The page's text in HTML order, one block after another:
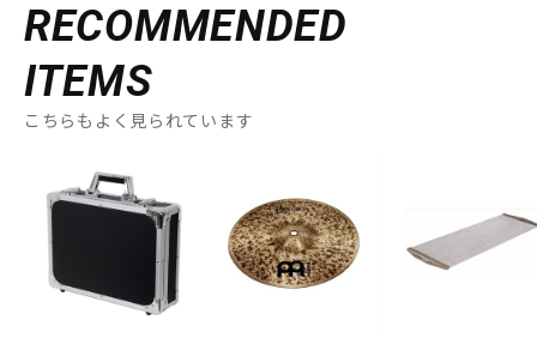
RECOMMENDED
ITEMS
こちらもよく見られています